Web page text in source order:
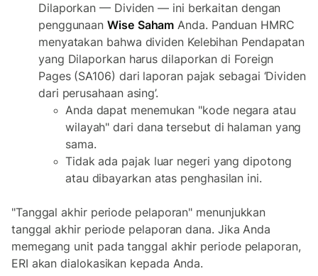
Dilaporkan — Dividen — ini berkaitan dengan
penggunaanWise Saham Anda. Panduan HMRC
menyatakan bahwa dividen Kelebihan Pendapatan
yang Dilaporkan harus dilaporkan di Foreign
Pages (SA106) dari laporan pajak sebagai ‘Dividen
dari perusahaan asing’.
Anda dapat menemukan "kode negara atau
wilayah" dari dana tersebut di halaman yang
sama.
Tidak ada pajak luar negeri yang dipotong
atau dibayarkan atas penghasilan ini.
"Tanggal akhir periode pelaporan" menunjukkan
tanggal akhir periode pelaporan dana. Jika Anda
memegang unit pada tanggal akhir periode pelaporan,
ERI akan dialokasikan kepada Anda.